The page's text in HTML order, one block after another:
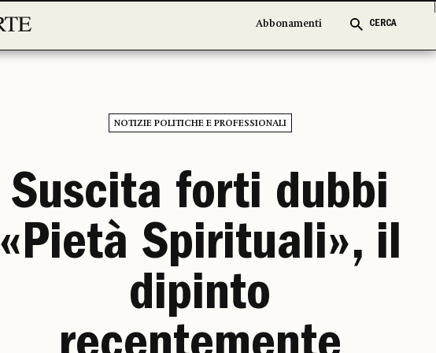
Abbonamenti CERCA
Abbonamenti CERCA
NOTIZIE POLITICHE E PROFESSIONALI
Suscita forti dubbi
«Pietà Spirituali», il
dipinto